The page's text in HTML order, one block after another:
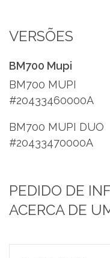
VERSÕES
BM700 Mupi
BM700 MUPI
#20433460000A
BM700 MUPI DUO
#20433470000A
PEDIDO DE
ACERCA DE